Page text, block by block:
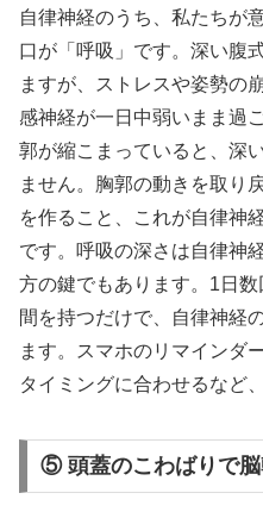
自律神経のうち、私たちが
口が「呼吸」です。深い腹
ますが、ストレスや姿勢の
感神経が一日中弱いまま過
郭が縮こまっていると、深
ません。胸郭の動きを取り
を作ること、これが自律神
です。呼吸の深さは自律神
方の鍵でもあります。1日
間を持つだけで、自律神経
ます。スマホのリマインダ
タイミングに合わせるなど
⑤ 頭蓋のこわばりで